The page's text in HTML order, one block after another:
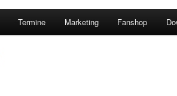
Termine Marketing Fanshop